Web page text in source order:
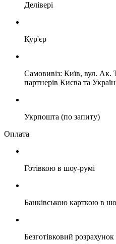
Делівері
Кур'єр
Самовивіз: Київ, вул. Ак.
партнерів Києва та
Укрпошта (по запиту)
Оплата
Готівкою в шоу-румі
Банківською карткою в
Безготівковий